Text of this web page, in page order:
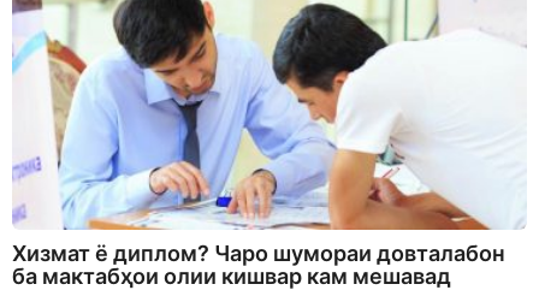
Хизмат ё диплом? Чаро шумораи довталабон
ба мактабҳои олии кишвар кам мешавад